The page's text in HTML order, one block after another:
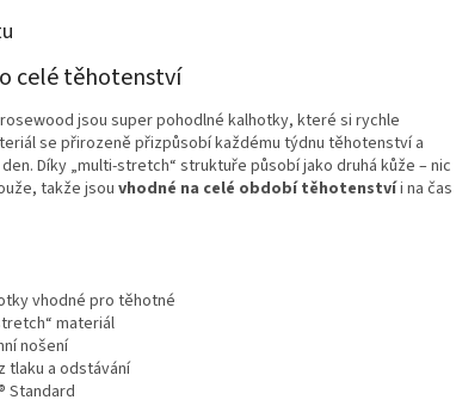
celé těhotenství
jsou super pohodlné kalhotky, které si rychle
se přirozeně přizpůsobí každému týdnu těhotenství a
Díky „multi-stretch“ struktuře působí jako druhá kůže – nic
takže jsouvhodné na celé období těhotenstvíi na čas
vhodné pro těhotné
materiál
nošení
tlaku a odstávání
Standard